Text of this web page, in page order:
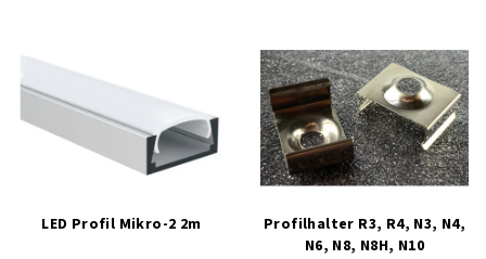
LED Profil Mikro-2 2m
Profilhalter R3, R4, N3, N4,
N6, N8, N8H, N10